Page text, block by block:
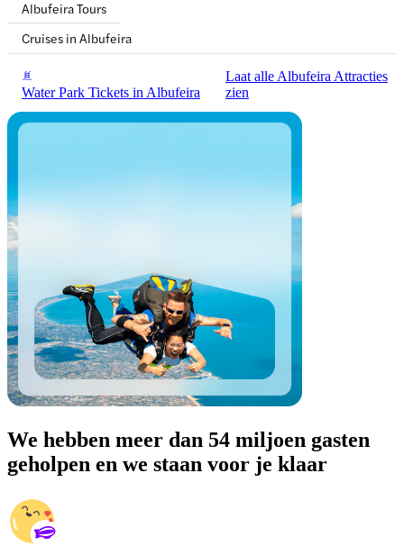
Albufeira Tours
Cruises in Albufeira
Water Park Tickets in Albufeira
Laat alle Albufeira Attracties
zien
We hebben meer dan 54 miljoen gasten
geholpen en we staan voor je klaar